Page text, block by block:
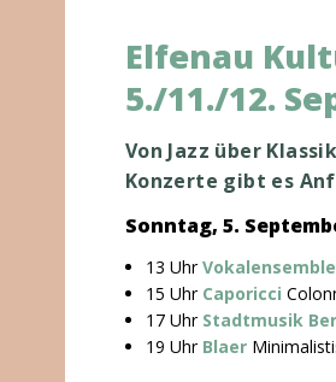
Elfenau
5./11./12.
Von Jazz über
Konzerte gibt es
Sonntag, 5.
13 Uhr
15 Uhr Caporicci
17 Uhr Stadtmusik
19 Uhr Blaer